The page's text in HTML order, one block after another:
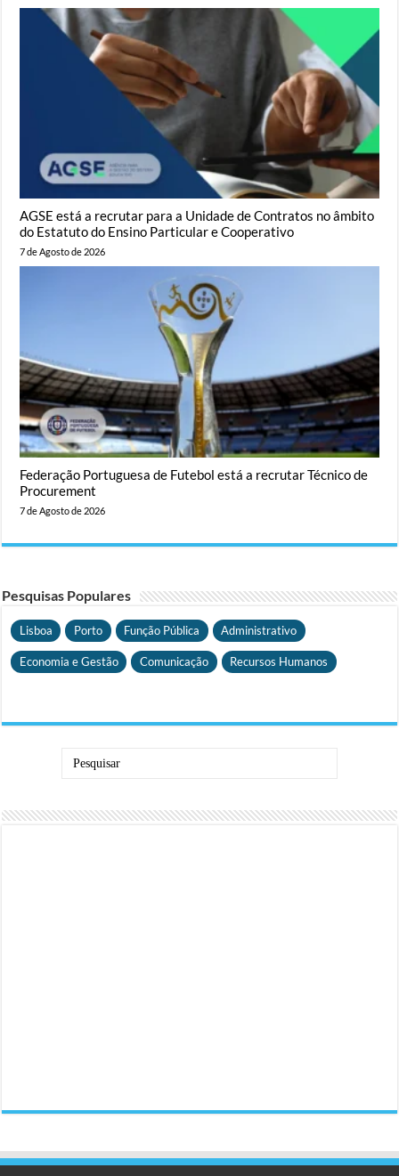
AGSE está a recrutar para a Unidade de Contratos no âmbito
do Estatuto do Ensino Particular e Cooperativo
7 de Agosto de 2026
Federação Portuguesa de Futebol está a recrutar Técnico de
Procurement
7 de Agosto de 2026
Pesquisas Populares
Lisboa Porto Função Pública Administrativo
Economia e Gestão Comunicação Recursos Humanos